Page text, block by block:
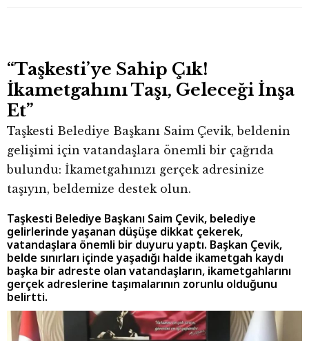
“Taşkesti’ye Sahip Çık!
İkametgahını Taşı, Geleceği İnşa
Et”
Taşkesti Belediye Başkanı Saim Çevik, beldenin
gelişimi için vatandaşlara önemli bir çağrıda
bulundu: İkametgahınızı gerçek adresinize
taşıyın, beldemize destek olun.
Taşkesti Belediye Başkanı Saim Çevik, belediye
gelirlerinde yaşanan düşüşe dikkat çekerek,
vatandaşlara önemli bir duyuru yaptı. Başkan Çevik,
belde sınırları içinde yaşadığı halde ikametgah kaydı
başka bir adreste olan vatandaşların, ikametgahlarını
gerçek adreslerine taşımalarının zorunlu olduğunu
belirtti.